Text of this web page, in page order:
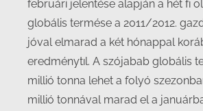
februári jelentése alapján a hét fı
globális termése a 2011/2012.
jóval elmarad a két hónappal
eredménytıl. A szójabab globális
millió tonna lehet a folyó
millió tonnával marad el a